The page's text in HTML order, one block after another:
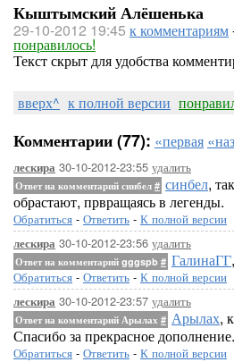
Кыштымский Алёшенька
29-10-2012 19:45 к комментариям
понравилось!
Текст скрыт для удобства
вверх^ к полной версии
Комментарии (77): «первая
лескира 30-10-2012-23:55 удалить
Ответ на комментарий синбел # синбел,
обрастают, првращаясь в легенды.
Обратиться - Ответить - К полной версии
лескира 30-10-2012-23:56 удалить
Ответ на комментарий gggspb # ГалинаГГ
Обратиться - Ответить - К полной версии
лескира 30-10-2012-23:57 удалить
Ответ на комментарий Арылах # Арылах,
Спасибо за прекрасное дополнение.
Обратиться - Ответить - К полной версии